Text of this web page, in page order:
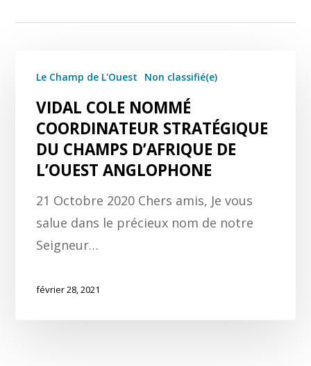
Le Champ de L'Ouest Non classifié(e)
VIDAL COLE NOMMÉ
COORDINATEUR STRATÉGIQUE
DU CHAMPS D’AFRIQUE DE
L’OUEST ANGLOPHONE
21 Octobre 2020 Chers amis, Je vous
salue dans le précieux nom de notre
Seigneur…
février 28, 2021